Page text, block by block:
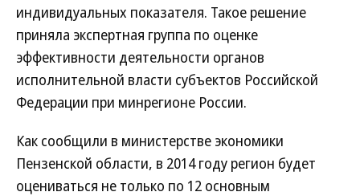
индивидуальных показателя. Такое решение
приняла экспертная группа по оценке
эффективности деятельности органов
исполнительной власти субъектов Российской
Федерации при минрегионе России.
Как сообщили в министерстве экономики
Пензенской области, в 2014 году регион будет
оцениваться не только по 12 основным